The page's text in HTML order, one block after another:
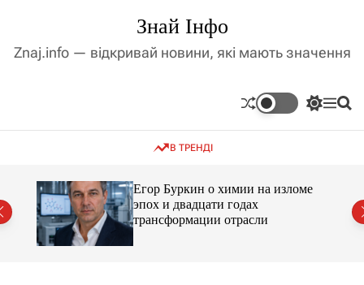
д
і
с
Знай Інфо
Znaj.info — відкривай новини, які мають значення
П
к
М П
В ТРЕНДІ
Егор Буркин о химии на изломе
эпох и двадцати годах
трансформации отрасли